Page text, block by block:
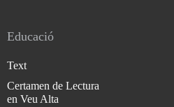
Educació
Text
Certamen de Lectura
en Veu Alta